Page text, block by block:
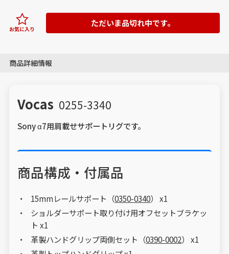
ただいま品切れ中です。
お気に入り
商品詳細情報
Vocas 0255-3340
Sony α7用肩載せサポートリグです。
商品構成・付属品
15mmレールサポート（0350-0340） x1
ショルダーサポート取り付け用オフセットブラケッ
ト x1
革製ハンドグリップ両側セット（0390-0002） x1